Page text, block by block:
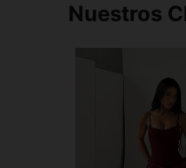
Nuestros